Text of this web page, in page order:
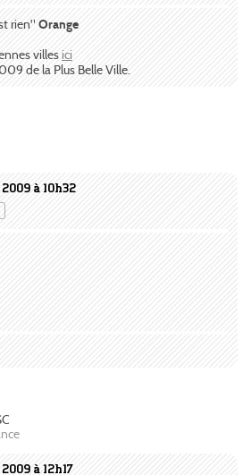
rien" Orange
villesici
de la Plus Belle Ville.
à 10h32
à 12h17